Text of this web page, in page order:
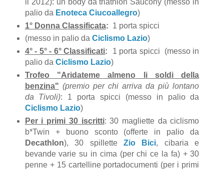
palio da Enoteca Ciucoallegro)
1° Donna Classificata: 1 porta spicci
(messo in palio da Ciclismo Lazio)
4° - 5° - 6° Classificati: 1 porta spicci (messo in
palio da Ciclismo Lazio)
Trofeo "Aridateme almeno li soldi della
benzina" (premio per chi arriva da più lontano
da Tivoli): 1 porta spicci (messo in palio da
Ciclismo Lazio)
Per i primi 30 iscritti: 30 magliette da ciclismo
b*Twin + buono sconto (offerte in palio da
Decathlon), 30 spillette Zio Bici, cibaria e
bevande varie su in cima (per chi ce la fa) + 30
penne + 15 cartelline portadocumenti (per i primi